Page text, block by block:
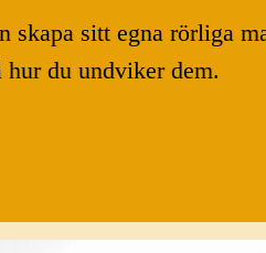
skapa sitt egna rörliga
du undviker dem.